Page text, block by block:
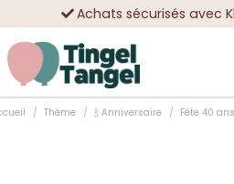
Achats sécurisés avec
Des dizaines de milliers
Thème 🍾 Anniversaire Fête 40 ans